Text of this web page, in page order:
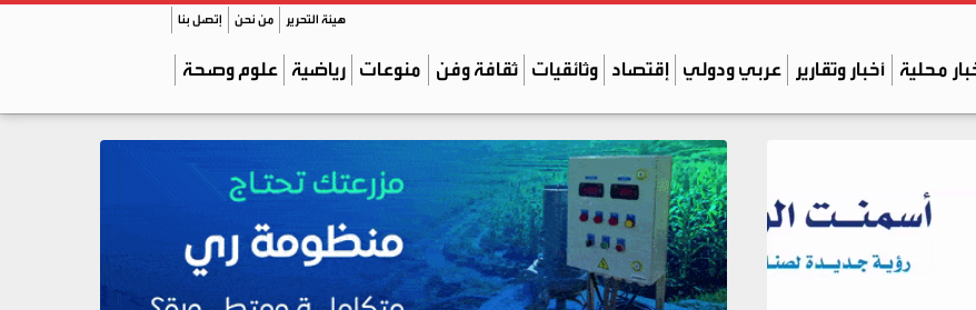
هيئة التحرير من نحن إتصل بنا
محلية أخبار وتقارير عربي ودولي إقتصاد وثائقيات ثقافة وفن منوعات رياضية علوم وصحة